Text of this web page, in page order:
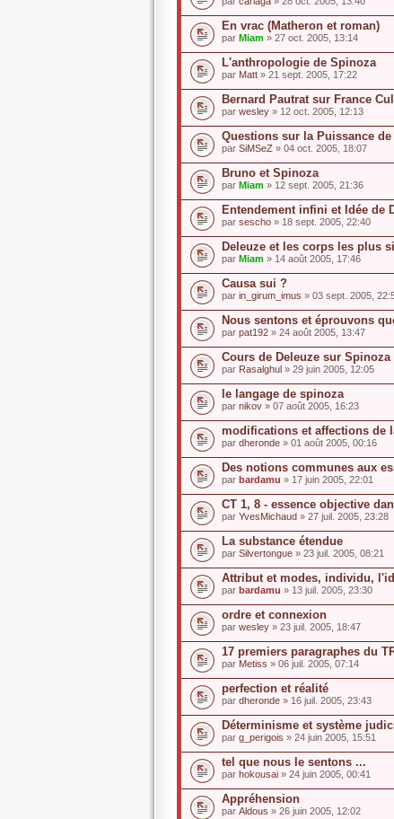
En vrac (Matheron et roman)
par Miam » 27 oct. 2005, 13:14
L'anthropologie de Spinoza
par Matt » 21 sept. 2005, 17:22
Bernard Pautrat sur France
par wesley » 12 oct. 2005, 12:13
Questions sur la Puissance
par SiMSeZ » 04 oct. 2005, 18:07
Bruno et Spinoza
par Miam » 12 sept. 2005, 21:36
Entendement infini et Idée de
par sescho » 18 sept. 2005, 22:40
Deleuze et les corps les plus
par Miam » 14 août 2005, 17:46
Causa sui ?
par in_girum_imus » 03 sept. 2005,
Nous sentons et éprouvons
par pat192 » 24 août 2005, 13:47
Cours de Deleuze sur Spinoza
par Rasalghul » 29 juin 2005, 12:05
le langage de spinoza
par nikov » 07 août 2005, 16:23
modifications et affections de
par dheronde » 01 août 2005, 00:16
Des notions communes aux
par bardamu » 17 juin 2005, 22:01
CT 1, 8 - essence objective
par YvesMichaud » 27 juil. 2005, 23:28
La substance étendue
par Silvertongue » 23 juil. 2005, 08:21
Attribut et modes, individu,
par bardamu » 13 juil. 2005, 23:30
ordre et connexion
par wesley » 23 juil. 2005, 18:47
17 premiers paragraphes du
par Metiss » 06 juil. 2005, 07:14
perfection et réalité
par dheronde » 16 juil. 2005, 23:43
Déterminisme et système
par g_perigois » 24 juin 2005, 15:51
tel que nous le sentons ...
par hokousai » 24 juin 2005, 00:41
Appréhension
par Aldous » 26 juin 2005, 12:02